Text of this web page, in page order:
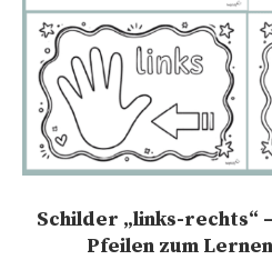
Schilder „links-rechts“
Pfeilen zum